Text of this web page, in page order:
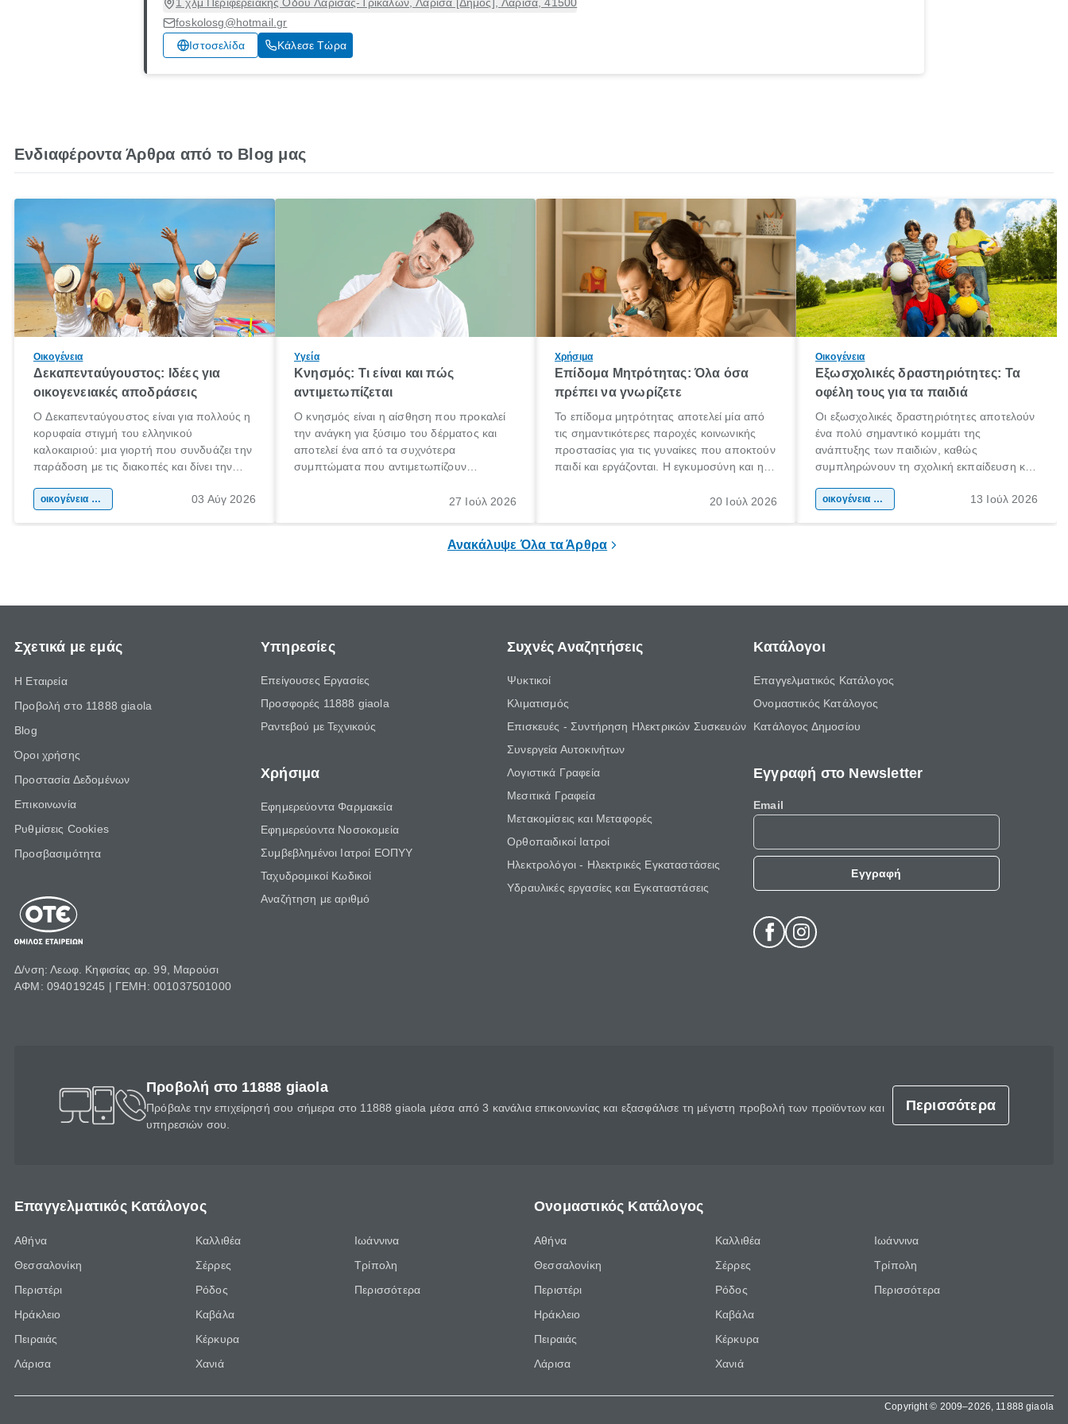
foskolosg@hotmail.gr
Ιστοσελίδα
Κάλεσε Τώρα
Ενδιαφέροντα Άρθρα από το Blog μας
Οικογένεια
Δεκαπενταύγουστος: Ιδέες για
οικογενειακές αποδράσεις
Ο Δεκαπενταύγουστος είναι για πολλούς η
κορυφαία στιγμή του ελληνικού
καλοκαιριού: μια γιορτή που συνδυάζει την
παράδοση με τις διακοπές και δίνει την
χώρας. Είτε πρόκειται για λίγες μέρες
οικογένεια & παιδί 03 Αύγ 2026
Υγεία
Κνησμός: Τι είναι και πώς
αντιμετωπίζεται
Ο κνησμός είναι η αίσθηση που προκαλεί
την ανάγκη για ξύσιμο του δέρματος και
αποτελεί ένα από τα συχνότερα
συμπτώματα που αντιμετωπίζουν
πληροφορίες για το «κνησμός τι είναι»,
27 Ιούλ 2026
Χρήσιμα
Επίδομα Μητρότητας: Όλα όσα
πρέπει να γνωρίζετε
Το επίδομα μητρότητας αποτελεί μία από
τις σημαντικότερες παροχές κοινωνικής
προστασίας για τις γυναίκες που αποκτούν
παιδί και εργάζονται. Η εγκυμοσύνη και η
σημαντική περίοδος στη ζωή κάθε20 Ιούλ 2026
Οικογένεια
Εξωσχολικές δραστηριότητες: Τα
οφέλη τους για τα παιδιά
Οι εξωσχολικές δραστηριότητες αποτελούν
ένα πολύ σημαντικό κομμάτι της
ανάπτυξης των παιδιών, καθώς
συμπληρώνουν τη σχολική εκπαίδευση και
της προσωπικότητας, της κοινωνικότητας
οικογένεια & παιδί 13 Ιούλ 2026
Ανακάλυψε Όλα τα Άρθρα
Σχετικά με εμάς
Η Εταιρεία
Προβολή στο 11888 giaola
Blog
Όροι χρήσης
Προστασία Δεδομένων
Επικοινωνία
Ρυθμίσεις Cookies
Προσβασιμότητα
Δ/νση: Λεωφ. Κηφισίας αρ. 99, Μαρούσι
ΑΦΜ: 094019245 | ΓΕΜΗ: 001037501000
Υπηρεσίες
Επείγουσες Εργασίες
Προσφορές 11888 giaola
Ραντεβού με Τεχνικούς
Χρήσιμα
Εφημερεύοντα Φαρμακεία
Εφημερεύοντα Νοσοκομεία
Συμβεβλημένοι Ιατροί ΕΟΠΥΥ
Ταχυδρομικοί Κωδικοί
Αναζήτηση με αριθμό
Συχνές Αναζητήσεις
Ψυκτικοί
Κλιματισμός
Επισκευές - Συντήρηση Ηλεκτρικών Συσκευών
Συνεργεία Αυτοκινήτων
Λογιστικά Γραφεία
Μεσιτικά Γραφεία
Μετακομίσεις και Μεταφορές
Ορθοπαιδικοί Ιατροί
Ηλεκτρολόγοι - Ηλεκτρικές Εγκαταστάσεις
Υδραυλικές εργασίες και Εγκαταστάσεις
Κατάλογοι
Επαγγελματικός Κατάλογος
Ονομαστικός Κατάλογος
Κατάλογος Δημοσίου
Εγγραφή στο Newsletter
Email
Εγγραφή
Προβολή στο 11888 giaola
Πρόβαλε την επιχείρησή σου σήμερα στο 11888 giaola μέσα από 3 κανάλια επικοινωνίας και εξασφάλισε τη μέγιστη προβολή των προϊόντων και
υπηρεσιών σου.
Περισσότερα
Επαγγελματικός Κατάλογος
Αθήνα
Θεσσαλονίκη
Περιστέρι
Ηράκλειο
Πειραιάς
Λάρισα
Καλλιθέα
Σέρρες
Ρόδος
Καβάλα
Κέρκυρα
Χανιά
Ιωάννινα
Τρίπολη
Περισσότερα
Ονομαστικός Κατάλογος
Αθήνα
Θεσσαλονίκη
Περιστέρι
Ηράκλειο
Πειραιάς
Λάρισα
Καλλιθέα
Σέρρες
Ρόδος
Καβάλα
Κέρκυρα
Χανιά
Ιωάννινα
Τρίπολη
Περισσότερα
Copyright © 2009–2026, 11888 giaola